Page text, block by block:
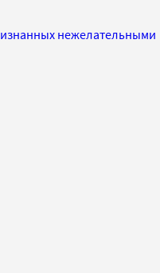
нежелательными